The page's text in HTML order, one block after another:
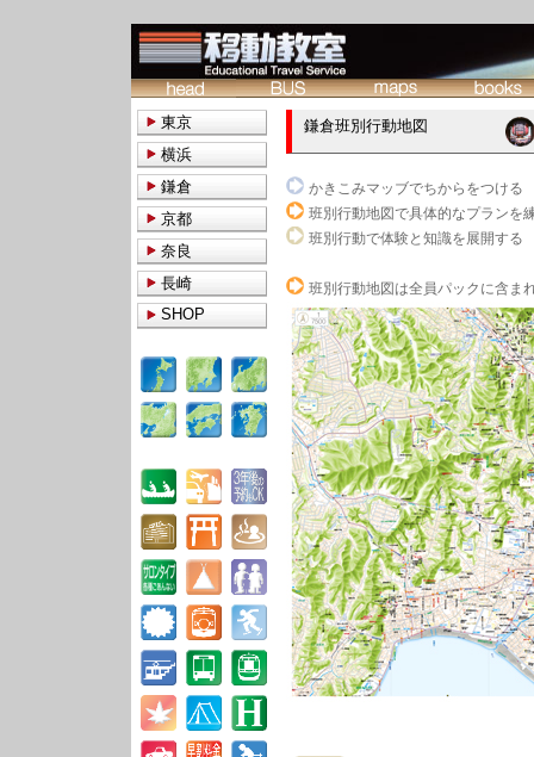
鎌倉班別行動地図
かきこみマッブでちからをつける
班別行動地図で具体的なプランを
班別行動で体験と知識を展開する
班別行動地図は全員パックに含ま
東京
横浜
鎌倉
京都
奈良
長崎
SHOP